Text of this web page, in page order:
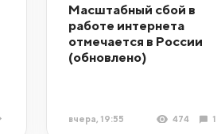
Масштабный сбой в
работе интернета
отмечается в России
(обновлено)
вчера, 19:55 474 1